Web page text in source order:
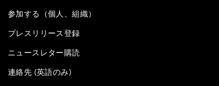
参加する（個人、組織）
プレスリリース登録
ニュースレター購読
連絡先 (英語のみ)